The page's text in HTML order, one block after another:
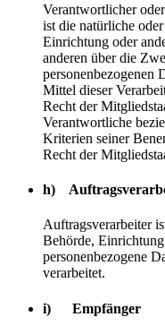
Verantwortlicher
ist die natürliche
Einrichtung oder
anderen über die
personenbezogenen
Mittel dieser
Recht der
Verantwortliche
Kriterien seiner
Recht der
h)
Auftragsverarbeiter
Behörde,
personenbezogene
verarbeitet.
i) Empfänger